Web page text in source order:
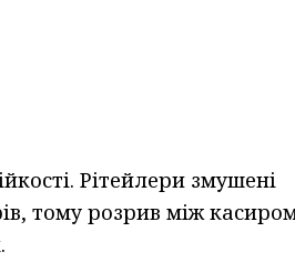
Рітейлери змушені
тому розрив між